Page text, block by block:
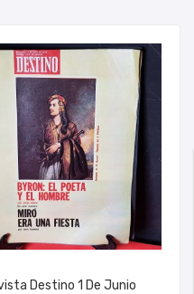
Destino 1 De Junio